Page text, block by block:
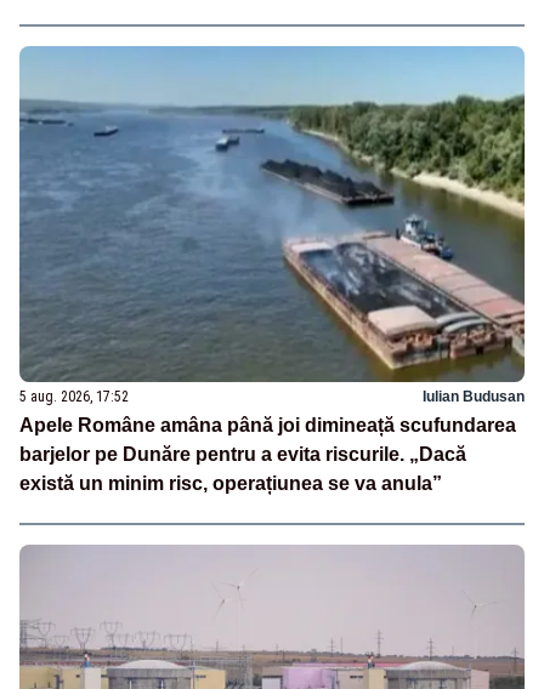
5 aug. 2026, 17:52 Iulian Budusan
Apele Române amâna până joi dimineață scufundarea
barjelor pe Dunăre pentru a evita riscurile. „Dacă
există un minim risc, operațiunea se va anula”